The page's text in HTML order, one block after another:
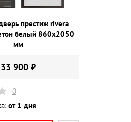
престиж rivera
белый 860х2050
мм
33 900 ₽
0
от 1 дня